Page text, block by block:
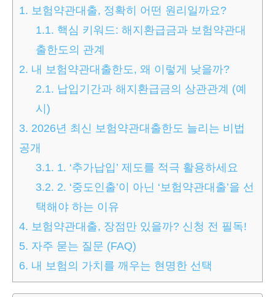
1. 보험약관대출, 정확히 어떤 원리일까요?
1.1. 핵심 키워드: 해지환급금과 보험약관대
출한도의 관계
2. 내 보험약관대출한도, 왜 이렇게 낮을까?
2.1. 납입기간과 해지환급금의 상관관계 (예
시)
3. 2026년 최신 보험약관대출한도 늘리는 비법
공개
3.1. 1. ‘추가납입’ 제도를 적극 활용하세요
3.2. 2. ‘중도인출’이 아닌 ‘보험약관대출’을 선
택해야 하는 이유
4. 보험약관대출, 장점만 있을까? 신청 전 필독!
5. 자주 묻는 질문 (FAQ)
6. 내 보험의 가치를 깨우는 현명한 선택